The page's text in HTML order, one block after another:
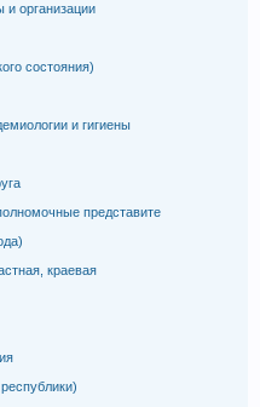
и организации
состояния)
и гигиены
представите
краевая